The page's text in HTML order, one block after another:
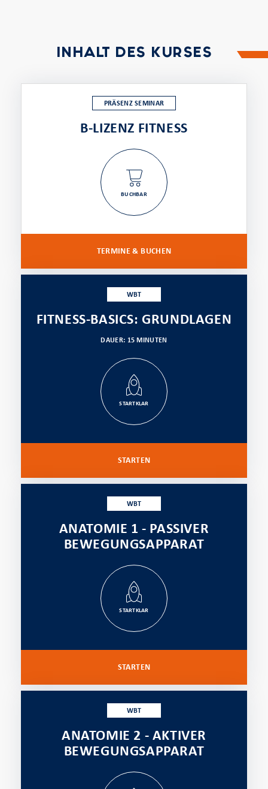
INHALT DES KURSES
PRÄSENZ SEMINAR
B-LIZENZ FITNESS
BUCHBAR
TERMINE & BUCHEN
WBT
FITNESS-BASICS: GRUNDLAGEN
DAUER: 15 MINUTEN
STARTKLAR
STARTEN
WBT
ANATOMIE 1 - PASSIVER
BEWEGUNGSAPPARAT
STARTKLAR
STARTEN
WBT
ANATOMIE 2 - AKTIVER
BEWEGUNGSAPPARAT